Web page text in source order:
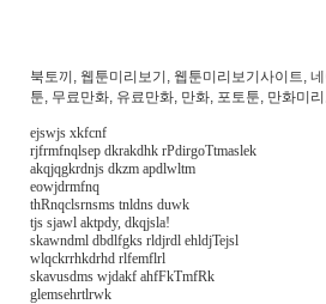
북토끼, 웹툰미리보기, 웹툰미리보기사이트,
툰, 무료만화, 유료만화, 만화, 포토툰, 만화미
ejswjs xkfcnf
rjfrmfnqlsep dkrakdhk rPdirgoTtmaslek
akqjqgkrdnjs dkzm apdlwltm
eowjdrmfnq
thRnqclsrnsms tnldns duwk
tjs sjawl aktpdy, dkqjsla!
skawndml dbdlfgks rldjrdl ehldjTejsl
wlqckrrhkdrhd rlfemflrl
skavusdms wjdakf ahfFkTmfRk
glemsehrtlrwk